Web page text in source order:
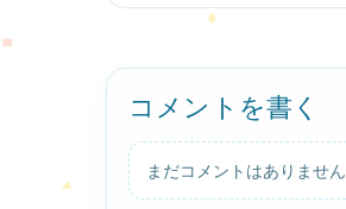
コメントを書く
まだコメントはありません